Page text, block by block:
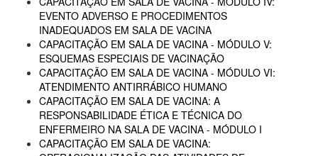
EVENTO ADVERSO E PROCEDIMENTOS
INADEQUADOS EM SALA DE VACINA
CAPACITAÇÃO EM SALA DE VACINA - MÓDULO V:
ESQUEMAS ESPECIAIS DE VACINAÇÃO
CAPACITAÇÃO EM SALA DE VACINA - MÓDULO VI:
ATENDIMENTO ANTIRRÁBICO HUMANO
CAPACITAÇÃO EM SALA DE VACINA: A
RESPONSABILIDADE ÉTICA E TÉCNICA DO
ENFERMEIRO NA SALA DE VACINA - MÓDULO I
CAPACITAÇÃO EM SALA DE VACINA: